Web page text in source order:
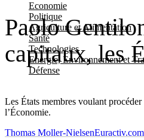
Economie
Politique
Agriculture et Alimentation
Santé
Technologies
Energie, Environnement et
Défense
Paolo
capitaux, les
Les États membres voulant
l’Économie.
Thomas Moller-NielsenEuractiv.com